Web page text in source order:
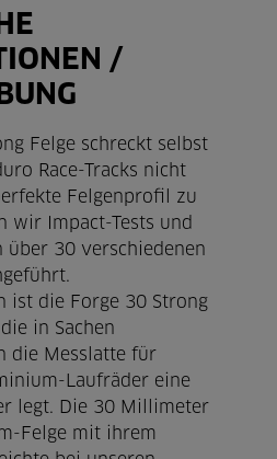
/
Felge schreckt selbst
Race-Tracks nicht
Felgenprofil zu
wir Impact-Tests und
über 30 verschiedenen
ist die Forge 30 Strong
in Sachen
die Messlatte für
Laufräder eine
legt. Die 30 Millimeter
Felge mit ihrem